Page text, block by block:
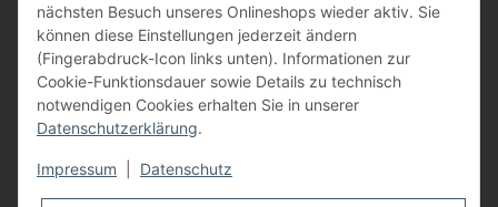
info@bauer-tore.de
Vertrag widerrufen
nächsten Besuch unseres Onlineshops wieder aktiv. Sie
können diese Einstellungen jederzeit ändern
(Fingerabdruck-Icon links unten). Informationen zur
Cookie-Funktionsdauer sowie Details zu technisch
notwendigen Cookies erhalten Sie in unserer
Datenschutzerklärung.
Impressum Datenschutz